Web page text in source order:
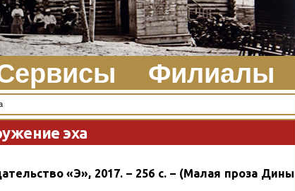
Филиалы
эха
«Э», 2017. – 256 с. – (Малая проза Дины